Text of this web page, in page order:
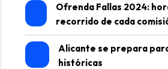
Ofrenda Fallas 2024:
recorrido de cada
Alicante se prepara
históricas